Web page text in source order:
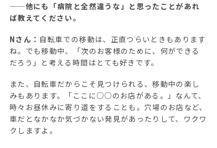
──他にも「病院と全然違うな」と思ったことがあれ
ば教えてください。
Nさん： 自転車での移動は、正直つらいときもあります
ね。でも移動中、「次のお客様のために、何ができる
だろう」と考える時間はとても好きです。
また、自転車だからこそ見つけられる、移動中の楽し
みもあります。「ここに○○のお店がある。」なんて、
時々お昼休みに寄り道をすることも。穴場のお店など、
車だとなかなか気づかない発見があったりして、ワクワ
クしますよ。